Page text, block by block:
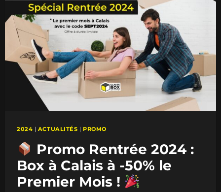
VOTRE
BOX
MEILLEUR
PRIX
2024 | ACTUALITÉS | PROMO
Promo Rentrée 2024 :
Box à Calais à -50% le
Premier Mois !